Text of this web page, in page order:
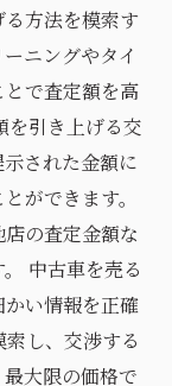
方法を模索す
ニングやタイ
で査定額を高
を引き上げる交
された金額に
ができます。
の査定金額な
中古車を売る
い情報を正確
し、交渉する
大限の価格で